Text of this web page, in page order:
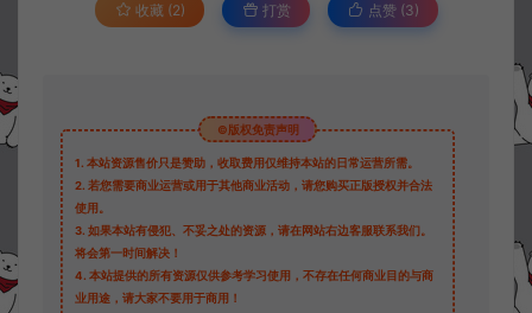
收藏 (2) 打赏 点赞 (3)
©版权免责声明
1. 本站资源售价只是赞助，收取费用仅维持本站的日常运营所需。
2. 若您需要商业运营或用于其他商业活动，请您购买正版授权并合法
使用。
3. 如果本站有侵犯、不妥之处的资源，请在网站右边客服联系我们。
将会第一时间解决！
4. 本站提供的所有资源仅供参考学习使用，不存在任何商业目的与商
业用途，请大家不要用于商用！